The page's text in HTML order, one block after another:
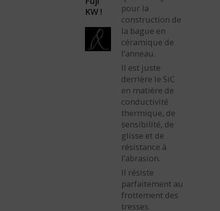
KW !
pour la
construction de
la bague en
céramique de
l’anneau.
Il est juste
derrière le SiC
en matière de
conductivité
thermique, de
sensibilité, de
glisse et de
résistance à
l’abrasion.
Il résiste
parfaitement au
frottement des
tresses.